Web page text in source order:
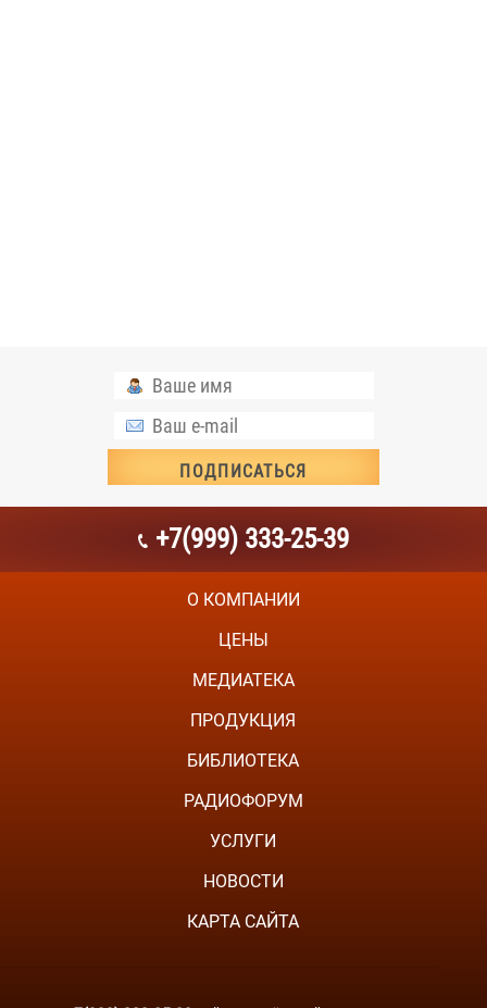
+7(999) 333-25-39
О КОМПАНИИ
ЦЕНЫ
МЕДИАТЕКА
ПРОДУКЦИЯ
БИБЛИОТЕКА
РАДИОФОРУМ
УСЛУГИ
НОВОСТИ
КАРТА САЙТА